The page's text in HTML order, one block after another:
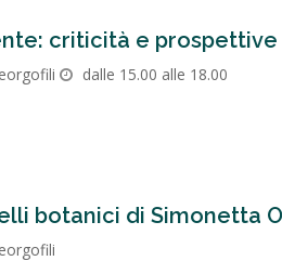
criticità e prospettive
dalle 15.00 alle 18.00
botanici di Simonetta